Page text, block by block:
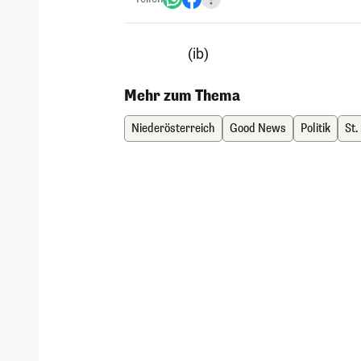
(ib)
Mehr zum Thema
Niederösterreich Good News Politik St.